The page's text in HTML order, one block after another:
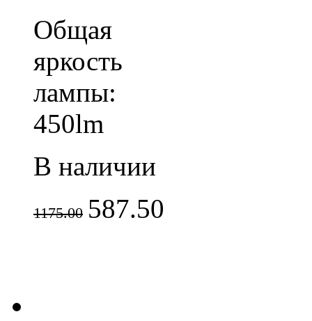
Общая
яркость
лампы:
450lm
В наличии
1175.00 587.50